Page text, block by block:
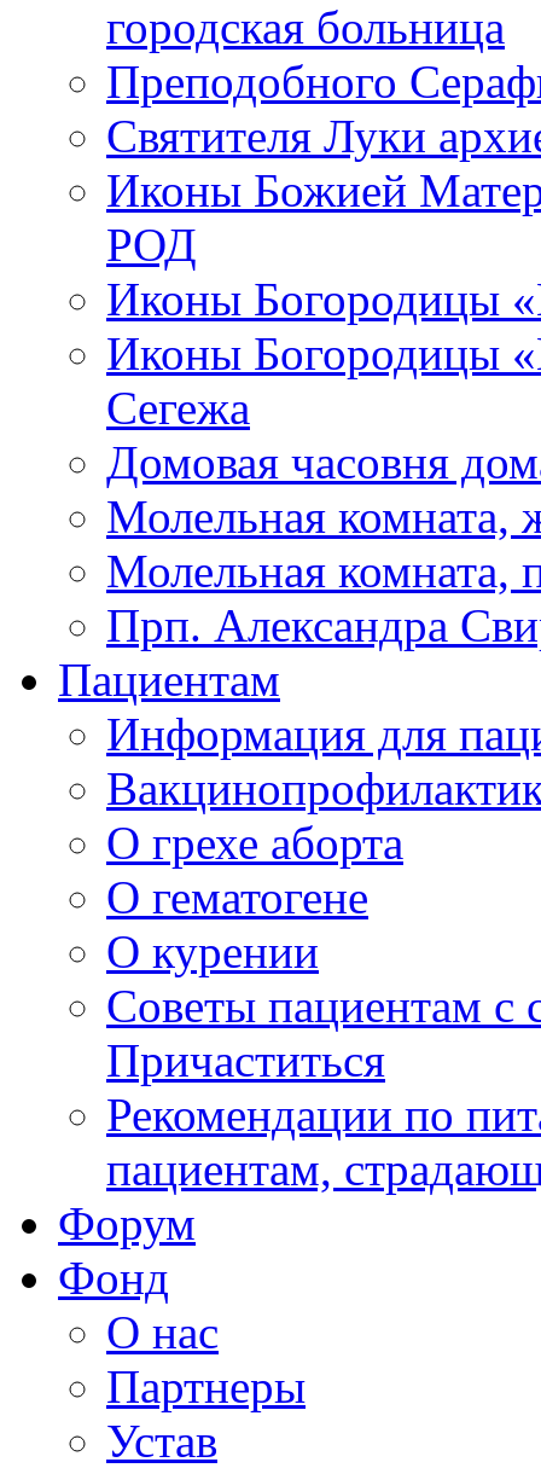
городская больница
Преподобного
Святителя Луки
Иконы Божией
РОД
Иконы Богородицы
Иконы Богородицы
Сегежа
Домовая часовня
Молельная комната,
Молельная комната,
Прп. Александра
Пациентам
Информация для
О грехе аборта
О гематогене
О курении
Советы пациентам
Причаститься
Рекомендации по
пациентам,
Форум
Фонд
О нас
Партнеры
Устав